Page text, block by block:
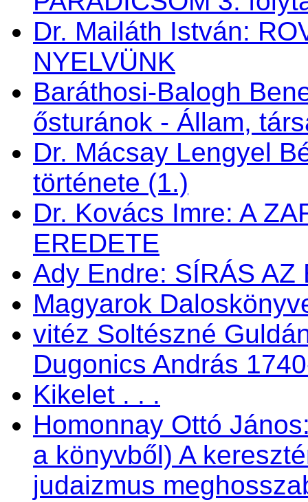
Dr. Mailáth István:
NYELVÜNK
Baráthosi-Balogh
ősturánok - Állam,
Dr. Mácsay Lengyel
története (1.)
Dr. Kovács Imre: A
EREDETE
Ady Endre: SÍRÁS AZ
Magyarok
vitéz Soltészné
Dugonics András
Kikelet . . .
Homonnay Ottó
a könyvből) A
judaizmus